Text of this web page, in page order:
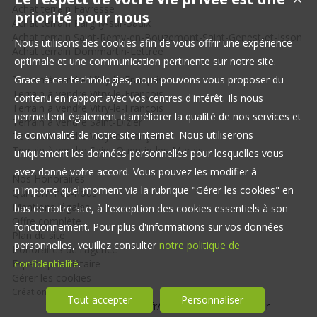
Achat terrain Favresse
Achat terrain Pargny-sur-Saulx
Achat terrain Saint-Remy-en-Bouzemont-Saint-Genest-et-Isson
Achat terrain Dommartin-Lettrée
Terrain à vendre Vitry-le-François
Terrain à vendre Vitry-le-François
Terrain à vendre Vitry-le-François
Terrain à vendre Saint-Dizier
Terrain à vendre Vitry-le-François
Terrain à vendre Saint-Quentin-les-Marais
Nos Honoraires
Qui sommes-nous
Mentions légales
Offre complète
Plan du site
Honoraires de l'agence
Espace propriétaire
Création site internet
priorité pour nous
Nous utilisons des cookies afin de vous offrir une expérience
optimale et une communication pertinente sur notre site.
Grace à ces technologies, nous pouvons vous proposer du
contenu en rapport avec vos centres d'intérêt. Ils nous
permettent également d'améliorer la qualité de nos services et
la convivialité de notre site internet. Nous utiliserons
uniquement les données personnelles pour lesquelles vous
avez donné votre accord. Vous pouvez les modifier à
n'importe quel moment via la rubrique "Gérer les cookies" en
bas de notre site, à l'exception des cookies essentiels à son
fonctionnement. Pour plus d'informations sur vos données
personnelles, veuillez consulter notre politique de
confidentialité.
Tout accepter Personnaliser